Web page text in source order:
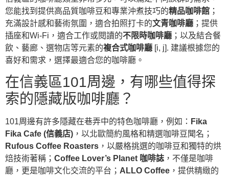
您能找到提供高品質咖啡豆和專業沖煮技巧的精品咖啡館 ；
充滿設計感和藝術氛圍，適合拍照打卡的文青咖啡廳 ；提供
插座和Wi-Fi，適合工作或閱讀的不限時咖啡廳 ；以及結合餐
飲、藝廊、選物店等元素的複合式咖啡廳 [i, j]. 建議根據您的
喜好和需求，選擇最適合您的咖啡廳。
在信義區101周邊，有哪些值得探
索的隱藏版咖啡廳？
101周邊有許多隱藏在巷弄中的特色咖啡廳，例如： Fika
Fika Cafe (信義店) ，以北歐簡約風格和精選咖啡豆聞名；
Rufous Coffee Roasters ，以嚴格挑選的咖啡豆和獨特的烘
焙技術著稱； Coffee Lover’s Planet 咖啡誌 ，不僅是咖啡
廳，更是咖啡文化交流的平台； ALLO Coffee ，提供精緻的